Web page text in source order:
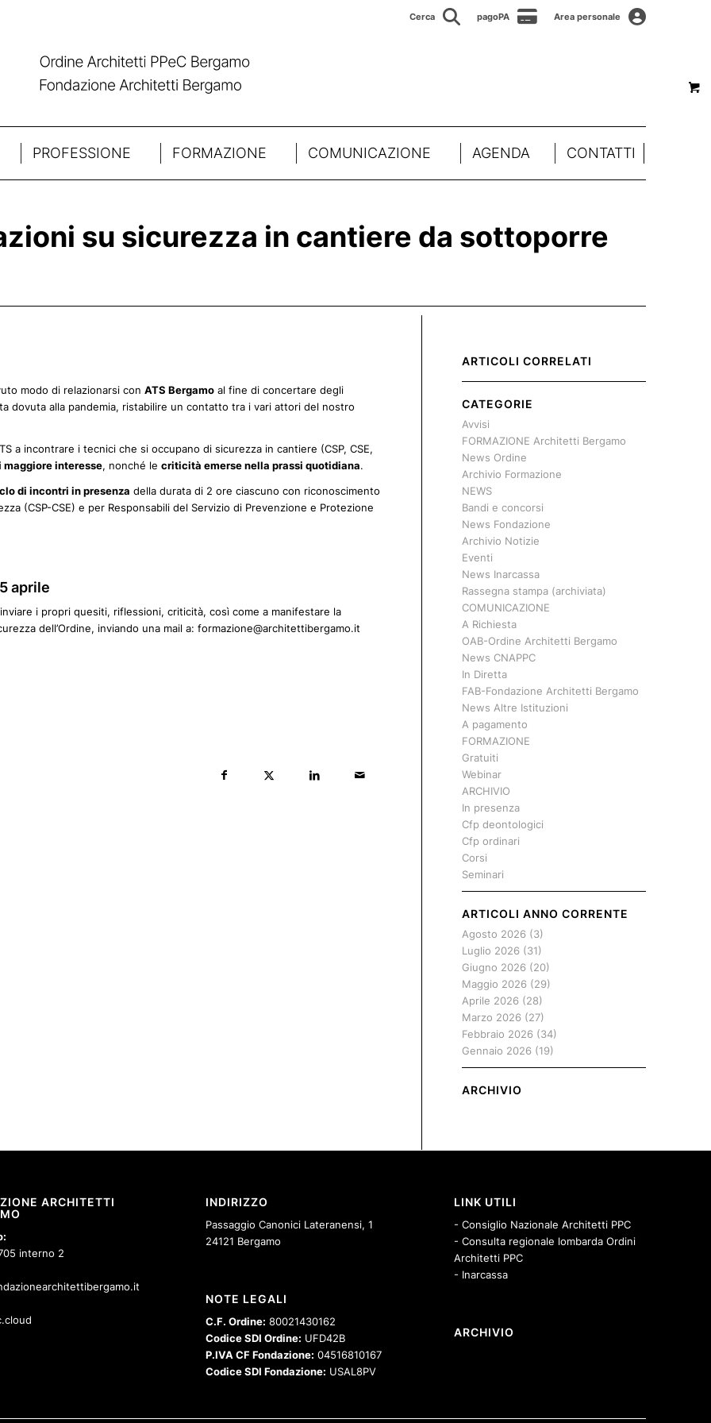
Cerca pagoPA Area personale
PROFESSIONE FORMAZIONE COMUNICAZIONE AGENDA CONTATTI
su sicurezza in cantiere da sottoporre
modo di relazionarsi con ATS Bergamo al fine di concertare degli
dovuta alla pandemia, ristabilire un contatto tra i vari attori del nostro
a incontrare i tecnici che si occupano di sicurezza in cantiere (CSP, CSE,
interesse, nonché le criticità emerse nella prassi quotidiana.
di incontri in presenza della durata di 2 ore ciascuno con riconoscimento
(CSP-CSE) e per Responsabili del Servizio di Prevenzione e Protezione
aprile
i propri quesiti, riflessioni, criticità, così come a manifestare la
dell’Ordine, inviando una mail a: formazione@architettibergamo.it
ARTICOLI CORRELATI
CATEGORIE
Avvisi
FORMAZIONE Architetti Bergamo
News Ordine
Archivio Formazione
NEWS
Bandi e concorsi
News Fondazione
Archivio Notizie
Eventi
News Inarcassa
Rassegna stampa (archiviata)
COMUNICAZIONE
A Richiesta
OAB-Ordine Architetti Bergamo
News CNAPPC
In Diretta
FAB-Fondazione Architetti Bergamo
News Altre Istituzioni
A pagamento
FORMAZIONE
Gratuiti
Webinar
ARCHIVIO
In presenza
Cfp deontologici
Cfp ordinari
Corsi
Seminari
ARTICOLI ANNO CORRENTE
Agosto 2026(3)
Luglio 2026(31)
Giugno 2026(20)
Maggio 2026(29)
Aprile 2026(28)
Marzo 2026(27)
Febbraio 2026(34)
Gennaio 2026(19)
ARCHIVIO
ARCHITETTI
interno 2
INDIRIZZO
Passaggio Canonici Lateranensi, 1
24121 Bergamo
NOTE LEGALI
C.F. Ordine: 80021430162
Codice SDI Ordine: UFD42B
P.IVA CF Fondazione: 04516810167
Codice SDI Fondazione: USAL8PV
LINK UTILI
- Consiglio Nazionale Architetti PPC
- Consulta regionale lombarda Ordini
Architetti PPC
- Inarcassa
ARCHIVIO